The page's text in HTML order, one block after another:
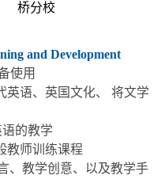
and Development
使用
英语、英国文化、 将文学
语的教学
教师训练课程
、教学创意、以及教学手